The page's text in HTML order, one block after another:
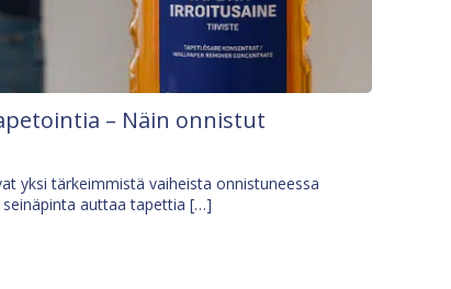
– Näin onnistut
yksi tärkeimmistä vaiheista onnistuneessa
auttaa tapettia […]